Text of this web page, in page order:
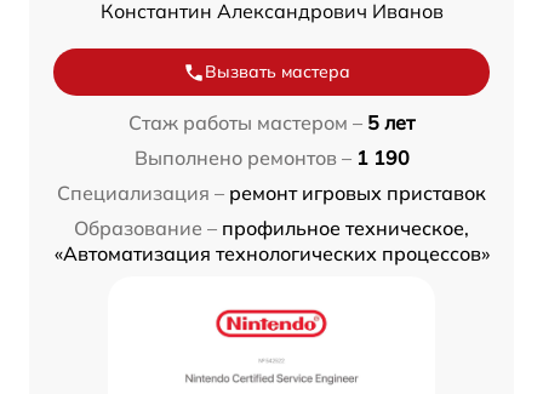
Константин Александрович Иванов
Вызвать мастера
Стаж работы мастером – 5 лет
Выполнено ремонтов – 1 190
Специализация – ремонт игровых приставок
Образование – профильное техническое,
«Автоматизация технологических процессов»